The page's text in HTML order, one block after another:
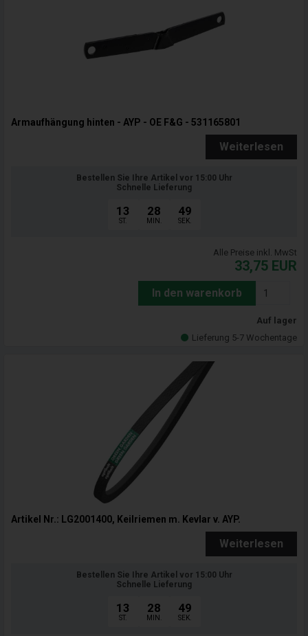
Armaufhängung hinten - AYP - OE F&G - 531165801
Weiterlesen
Bestellen Sie Ihre Artikel vor 15:00 Uhr
Schnelle Lieferung
13
ST.
28
MIN.
47
SEK.
Alle Preise inkl. MwSt
33,75 EUR
In den warenkorb
Auf lager
Lieferung 5-7 Wochentage
Artikel Nr.: LG2001400, Keilriemen m. Kevlar v. AYP.
Weiterlesen
Bestellen Sie Ihre Artikel vor 15:00 Uhr
Schnelle Lieferung
13
ST.
28
MIN.
47
SEK.